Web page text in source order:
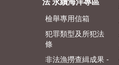
法 永續海洋專區
檢舉專用信箱
犯罪類型及所犯法
條
非法漁撈查緝成果 -